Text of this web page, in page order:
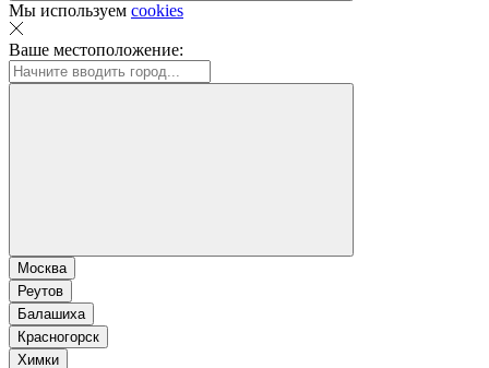
Мы используем cookies
Ваше местоположение:
Москва
Реутов
Балашиха
Красногорск
Химки